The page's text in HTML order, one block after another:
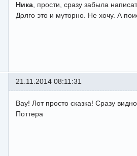
Ника, прости, сразу забыла
Долго это и муторно. Не хочу. А
21.11.2014 08:11:31
Вау! Лот просто сказка! Сразу
Поттера